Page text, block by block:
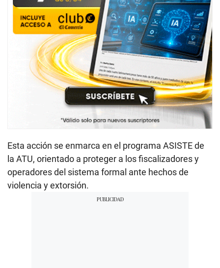
Esta acción se enmarca en el programa ASISTE de
la ATU, orientado a proteger a los fiscalizadores y
operadores del sistema formal ante hechos de
violencia y extorsión.